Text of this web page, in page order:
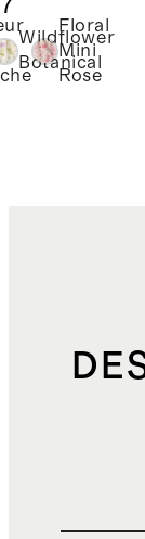
Wildflower
Botanical
Floral
Mini
Rose